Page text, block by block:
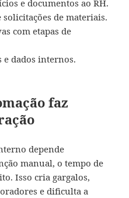
e documentos ao RH.
de materiais.
com etapas de
e dados internos.
faz
depende
manual, o tempo de
Isso cria gargalos,
e dificulta a